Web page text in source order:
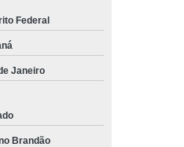
Caminhão
Caminhões
de Carro
Federal
Janeiro
Brandão